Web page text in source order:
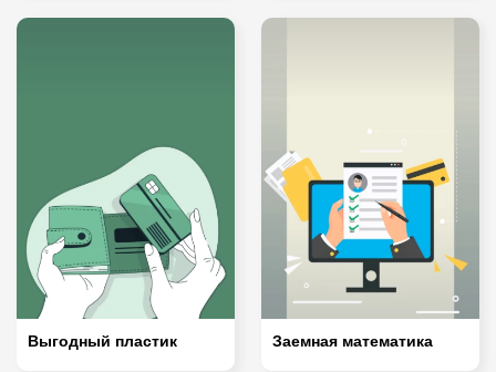
Выгодный пластик Заемная математика